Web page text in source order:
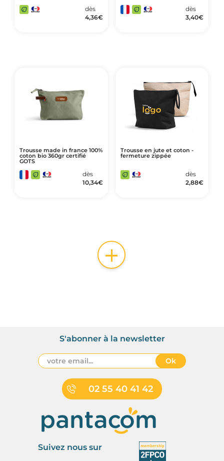
dès
4,36€
dès
3,40€
Trousse made in france 100%
coton bio 360gr certifié
GOTS
dès
10,34€
Trousse en jute et coton -
fermeture zippée
dès
2,88€
+
02 55 40 41 42
S'abonner à la newsletter
Ok
Suivez nous sur